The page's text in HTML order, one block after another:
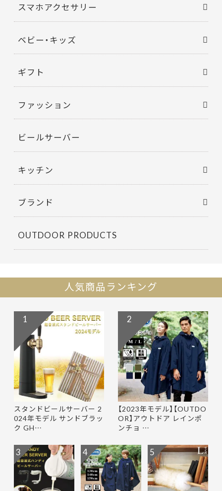
スマホアクセサリー
ベビー・キッズ
ギフト
ファッション
ビールサーバー
キッチン
ブランド
OUTDOOR PRODUCTS
人気商品ランキング
スタンドビールサーバー 2
024年モデル サンドブラッ
ク GH…
1
【2023年モデル】【OUTDO
OR】アウトドア レインポ
ンチョ …
2
3 4 5